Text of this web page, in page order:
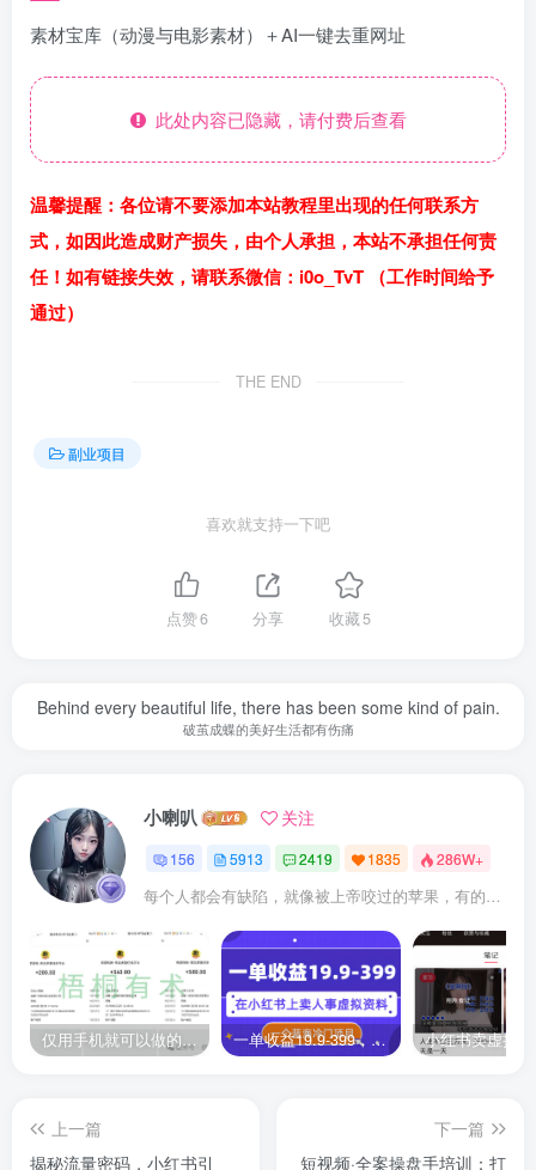
素材宝库（动漫与电影素材）＋AI一键去重网址
此处内容已隐藏，请付费后查看
温馨提醒：各位请不要添加本站教程里出现的任何联系方
式，如因此造成财产损失，由个人承担，本站不承担任何责
任！如有链接失效，请联系微信：i0o_TvT （工作时间给予
通过）
THE END
副业项目
喜欢就支持一下吧
点赞6 分享 收藏5
Behind every beautiful life, there has been some kind of pain.
破茧成蝶的美好生活都有伤痛
小喇叭 关注
156 5913 2419 1835 286W+
每个人都会有缺陷，就像被上帝咬过的苹果，有的人缺陷比较大，正是因为上帝特别喜欢他的芬芳
仅用手机就可以做的小项目，当天就能见钱，每天100-300 一单收益19.9-399，一个蓝海冷门项目，在小红书上卖人事虚拟资料
上一篇
揭秘流量密码，小红书引
下一篇
短视频·全案操盘手培训：打